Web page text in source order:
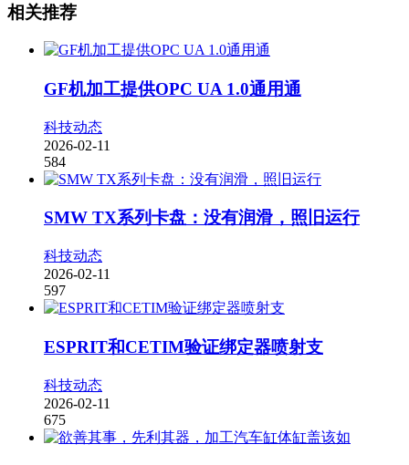
相关推荐
GF机加工提供OPC UA 1.0通用通
科技动态
2026-02-11
584
SMW TX系列卡盘：没有润滑，照旧运行
科技动态
2026-02-11
597
ESPRIT和CETIM验证绑定器喷射支
科技动态
2026-02-11
675